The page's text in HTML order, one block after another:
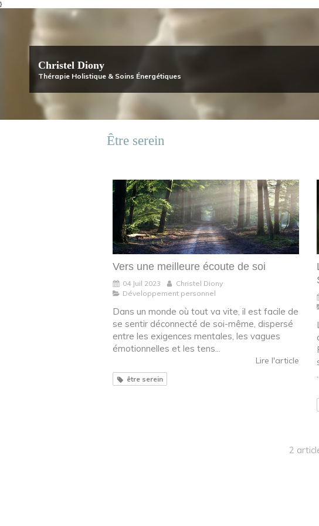
}
Christel Diony
Thérapie Holistique & Soins Énergétiques
Être serein
Vers une meilleure écoute de soi
04 Juil 2023
Christel Diony
Développement personnel
Dans un monde où tout va vite, il est facile de
se sentir déconnecté de soi-même, dispersé
entre les exigences mentales, les vagues
émotionnelles et les tens...
Lire l'article
être serein
2